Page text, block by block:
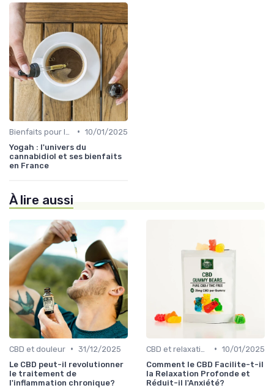
• 10/01/2025
Yogah : l'univers du
cannabidiol et ses bienfaits
en France
À lire aussi
CBD et douleur • 31/12/2025
Le CBD peut-il revolutionner
le traitement de
l'inflammation chronique?
• 10/01/2025
Comment le CBD Facilite-t-il
la Relaxation Profonde et
Réduit-il l'Anxiété?